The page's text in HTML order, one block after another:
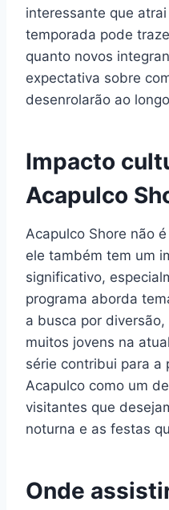
interessante que
temporada pode
quanto novos
expectativa sobre
desenrolarão ao
Impacto
Acapulco
Acapulco Shore não
ele também tem um
significativo,
programa aborda
a busca por
muitos jovens na
série contribui para a
Acapulco como um
visitantes que
noturna e as festas
Onde